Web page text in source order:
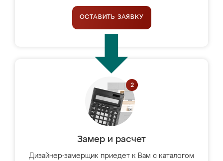
ОСТАВИТЬ ЗАЯВКУ
Замер и расчет
Дизайнер-замерщик приедет к Вам с каталогом